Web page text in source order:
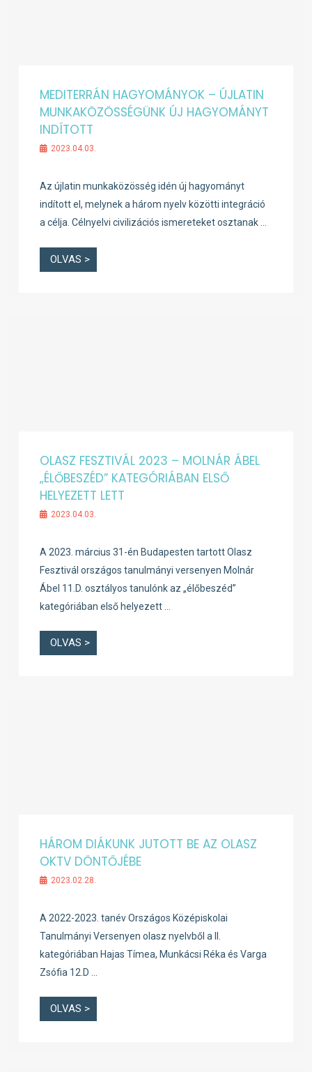
MEDITERRÁN HAGYOMÁNYOK – ÚJLATIN
MUNKAKÖZÖSSÉGÜNK ÚJ HAGYOMÁNYT
INDÍTOTT
2023.04.03.
Az újlatin munkaközösség idén új hagyományt
indított el, melynek a három nyelv közötti integráció
a célja. Célnyelvi civilizációs ismereteket osztanak …
OLVAS >
OLASZ FESZTIVÁL 2023 – MOLNÁR ÁBEL
„ÉLŐBESZÉD” KATEGÓRIÁBAN ELSŐ
HELYEZETT LETT
2023.04.03.
A 2023. március 31-én Budapesten tartott Olasz
Fesztivál országos tanulmányi versenyen Molnár
Ábel 11.D. osztályos tanulónk az „élőbeszéd”
kategóriában első helyezett …
OLVAS >
HÁROM DIÁKUNK JUTOTT BE AZ OLASZ
OKTV DÖNTŐJÉBE
2023.02.28.
A 2022-2023. tanév Országos Középiskolai
Tanulmányi Versenyen olasz nyelvből a II.
kategóriában Hajas Tímea, Munkácsi Réka és Varga
Zsófia 12.D …
OLVAS >